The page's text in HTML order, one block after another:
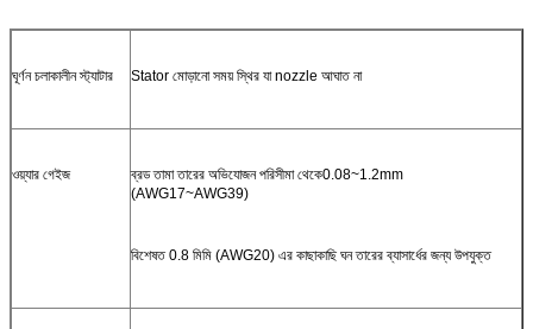
ঘূর্ণন চলাকালীন স্ট্যাটার Stator মোড়ানো সময় স্থির যা nozzle আঘাত না
ওয়্যার গেইজ ব্রড তামা তারের অভিযোজন পরিসীমা থেকে0.08~1.2mm
(AWG17~AWG39)
বিশেষত 0.8 মিমি (AWG20) এর কাছাকাছি ঘন তারের ব্যাসার্ধের জন্য উপযুক্ত